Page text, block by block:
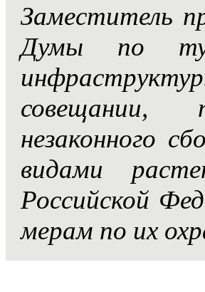
Заместитель
Думы по
совещании,
незаконного
видами
Российской
мерам по их